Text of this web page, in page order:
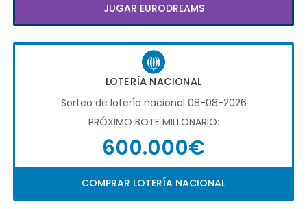
JUGAR EURODREAMS
LOTERÍA NACIONAL
Sorteo de loterÍa nacional 08-08-2026
PRÓXIMO BOTE MILLONARIO:
600.000€
COMPRAR LOTERÍA NACIONAL